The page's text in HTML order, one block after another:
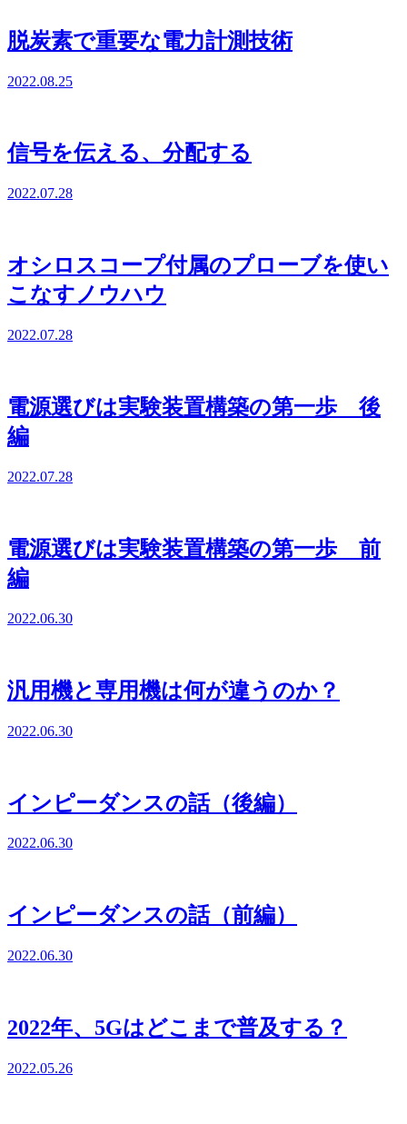
脱炭素で重要な電力計測技術
2022.08.25
信号を伝える、分配する
2022.07.28
オシロスコープ付属のプローブを使い
こなすノウハウ
2022.07.28
電源選びは実験装置構築の第一歩 後
編
2022.07.28
電源選びは実験装置構築の第一歩 前
編
2022.06.30
汎用機と専用機は何が違うのか？
2022.06.30
インピーダンスの話（後編）
2022.06.30
インピーダンスの話（前編）
2022.06.30
2022年、5Gはどこまで普及する？
2022.05.26